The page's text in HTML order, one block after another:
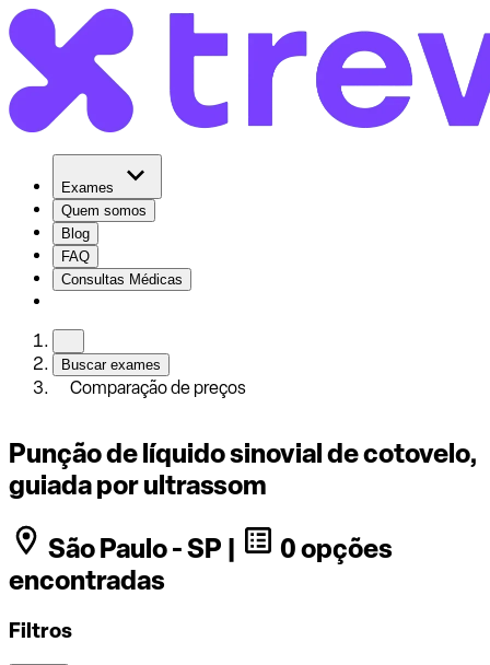
Exames
Quem somos
Blog
FAQ
Consultas Médicas
Buscar exames
Comparação de preços
Punção de líquido sinovial de cotovelo,
guiada por ultrassom
São Paulo - SP |
0 opções
encontradas
Filtros